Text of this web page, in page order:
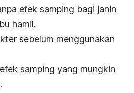
efek samping bagi janin
hamil.
sebelum menggunakan
samping yang mungkin